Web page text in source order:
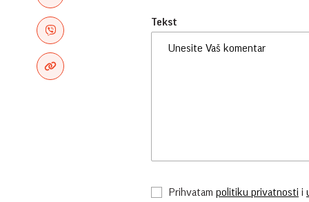
Tekst
Prihvatam politiku privatnosti i